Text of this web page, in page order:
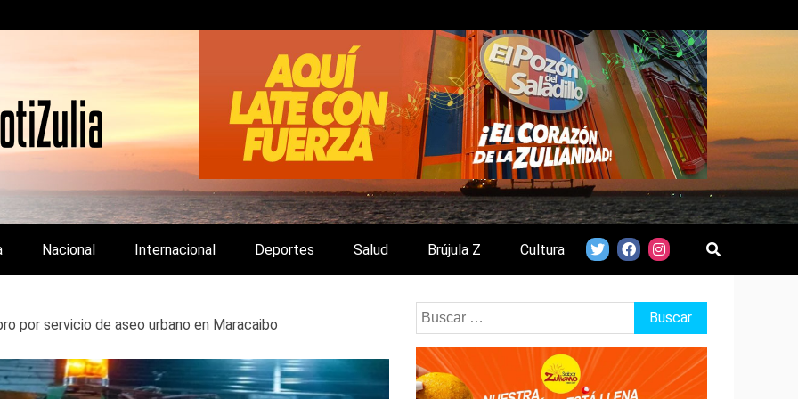
Y DE INTERÉS GENERAL.
Nacional Internacional Deportes Salud Brújula Z Cultura
por servicio de aseo urbano en Maracaibo
Buscar: